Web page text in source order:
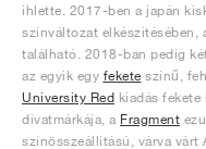
ihlette. 2017-ben a japán
színváltozat elkészítésében,
található. 2018-ban pedig
az egyik egy fekete színű,
University Red kiadás
divatmárkája, a Fragment
színösszeállítású, várva